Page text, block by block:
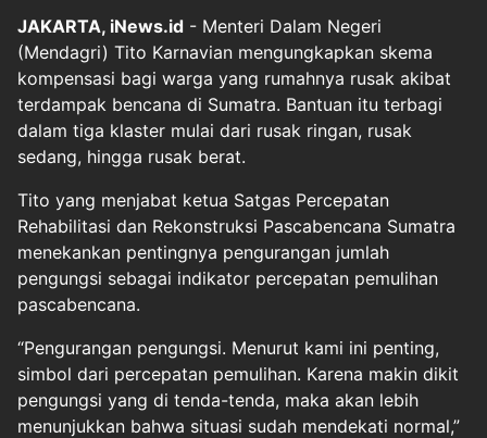
JAKARTA, iNews.id - Menteri Dalam Negeri
(Mendagri) Tito Karnavian mengungkapkan skema
kompensasi bagi warga yang rumahnya rusak akibat
terdampak bencana di Sumatra. Bantuan itu terbagi
dalam tiga klaster mulai dari rusak ringan, rusak
sedang, hingga rusak berat.
Tito yang menjabat ketua Satgas Percepatan
Rehabilitasi dan Rekonstruksi Pascabencana Sumatra
menekankan pentingnya pengurangan jumlah
pengungsi sebagai indikator percepatan pemulihan
pascabencana.
“Pengurangan pengungsi. Menurut kami ini penting,
simbol dari percepatan pemulihan. Karena makin dikit
pengungsi yang di tenda-tenda, maka akan lebih
menunjukkan bahwa situasi sudah mendekati normal,”